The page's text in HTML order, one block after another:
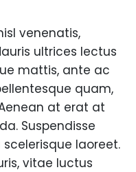
venenatis,
ultrices lectus
mattis, ante ac
quam,
at erat at
Suspendisse
laoreet.
vitae luctus